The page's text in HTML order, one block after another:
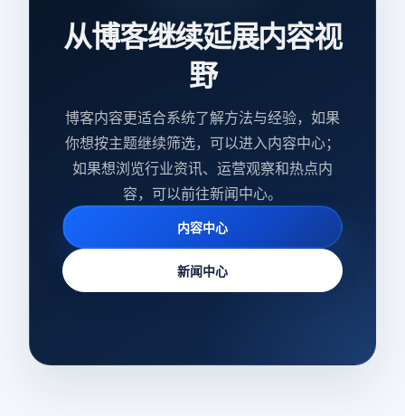
从博客继续延展内容视
野
博客内容更适合系统了解方法与经验，如果
你想按主题继续筛选，可以进入内容中心；
如果想浏览行业资讯、运营观察和热点内
容，可以前往新闻中心。
内容中心
新闻中心